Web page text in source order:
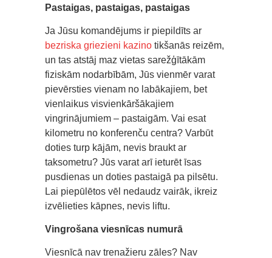
Pastaigas, pastaigas, pastaigas
Ja Jūsu komandējums ir piepildīts ar
bezriska griezieni kazino tikšanās reizēm,
un tas atstāj maz vietas sarežģītākām
fiziskām nodarbībām, Jūs vienmēr varat
pievērsties vienam no labākajiem, bet
vienlaikus visvienkāršākajiem
vingrinājumiem – pastaigām. Vai esat
kilometru no konferenču centra? Varbūt
doties turp kājām, nevis braukt ar
taksometru? Jūs varat arī ieturēt īsas
pusdienas un doties pastaigā pa pilsētu.
Lai piepūlētos vēl nedaudz vairāk, ikreiz
izvēlieties kāpnes, nevis liftu.
Vingrošana viesnīcas numurā
Viesnīcā nav trenažieru zāles? Nav